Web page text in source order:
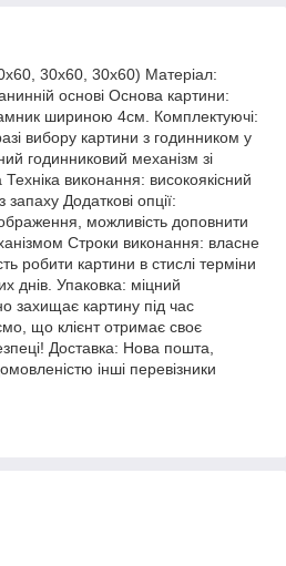
30х60, 30х60) Матеріал:
основі Основа картини:
шириною 4см. Комплектуючі:
вибору картини з годинником у
годинниковий механізм зі
виконання: високоякісний
Додаткові опції:
можливість доповнити
Строки виконання: власне
робити картини в стислі терміни
днів. Упаковка: міцний
захищає картину під час
що клієнт отримає своє
Доставка: Нова пошта,
інші перевізники